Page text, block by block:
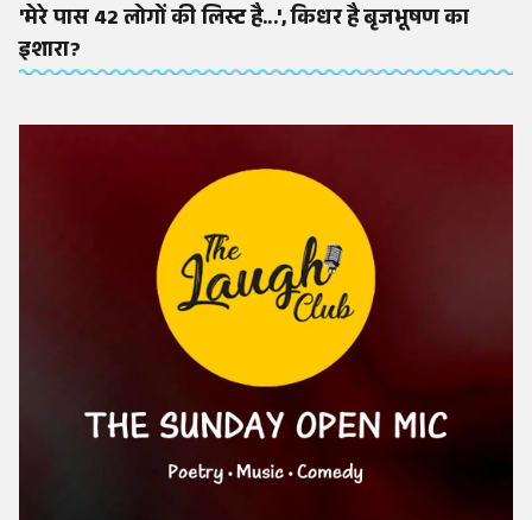
'मेरे पास 42 लोगों की लिस्ट है...', किधर है बृजभूषण का
इशारा?